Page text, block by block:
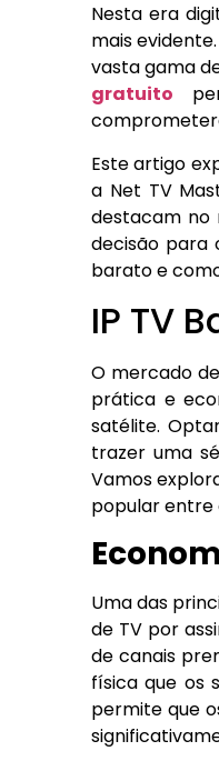
Nesta era
mais
vasta gama
gratuito
Este artigo
a Net TV
destacam no
decisão para
barato e
IP TV
O mercado
prática e
satélite.
trazer uma
Vamos
popular entre
Uma das
de TV por
de canais
física que os
permite que